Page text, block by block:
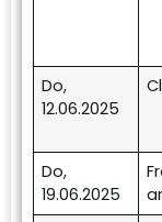
Do,
12.06.2025
Do,
19.06.2025